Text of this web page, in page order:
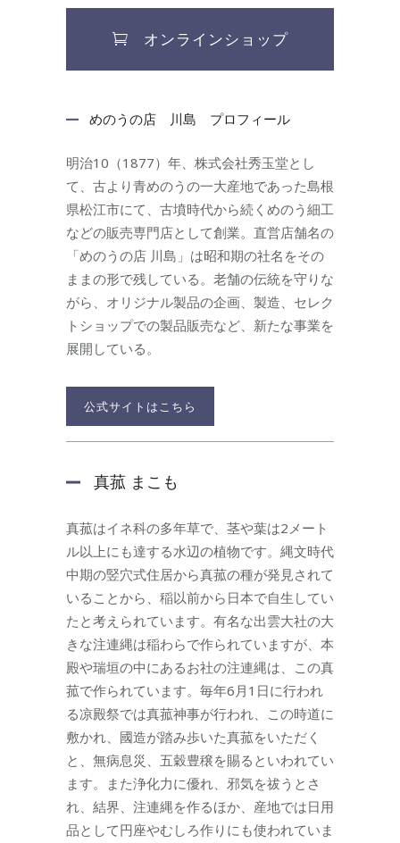
オンラインショップ
めのうの店 川島 プロフィール
明治10（1877）年、株式会社秀玉堂とし
て、古より青めのうの一大産地であった島根
県松江市にて、古墳時代から続くめのう細工
などの販売専門店として創業。直営店舗名の
「めのうの店 川島」は昭和期の社名をその
ままの形で残している。老舗の伝統を守りな
がら、オリジナル製品の企画、製造、セレク
トショップでの製品販売など、新たな事業を
展開している。
公式サイトはこちら
真菰 まこも
真菰はイネ科の多年草で、茎や葉は2メート
ル以上にも達する水辺の植物です。縄文時代
中期の竪穴式住居から真菰の種が発見されて
いることから、稲以前から日本で自生してい
たと考えられています。有名な出雲大社の大
きな注連縄は稲わらで作られていますが、本
殿や瑞垣の中にあるお社の注連縄は、この真
菰で作られています。毎年6月1日に行われ
る凉殿祭では真菰神事が行われ、この時道に
敷かれ、國造が踏み歩いた真菰をいただく
と、無病息災、五穀豊穣を賜るといわれてい
ます。また浄化力に優れ、邪気を祓うとさ
れ、結界、注連縄を作るほか、産地では日用
品として円座やむしろ作りにも使われていま